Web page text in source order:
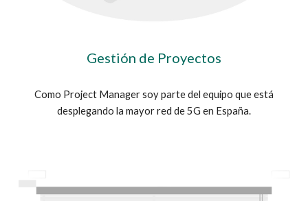
Gestión de Proyectos
Como Project Manager soy parte del equipo que está
desplegando la mayor red de 5G en España.